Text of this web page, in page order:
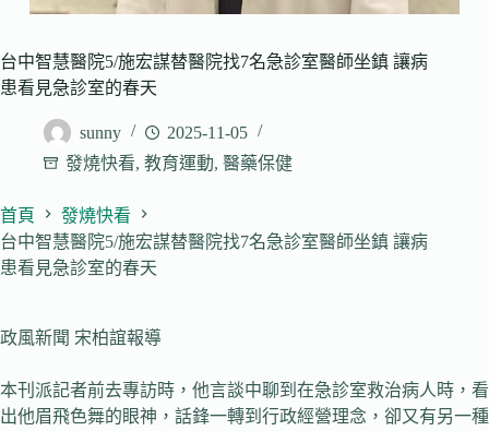
台中智慧醫院5/施宏謀替醫院找7名急診室醫師坐鎮 讓病
患看見急診室的春天
sunny
2025-11-05
發燒快看, 教育運動, 醫藥保健
首頁
發燒快看
台中智慧醫院5/施宏謀替醫院找7名急診室醫師坐鎮 讓病
患看見急診室的春天
政風新聞 宋柏誼報導
本刊派記者前去專訪時，他言談中聊到在急診室救治病人時，看
出他眉飛色舞的眼神，話鋒一轉到行政經營理念，卻又有另一種